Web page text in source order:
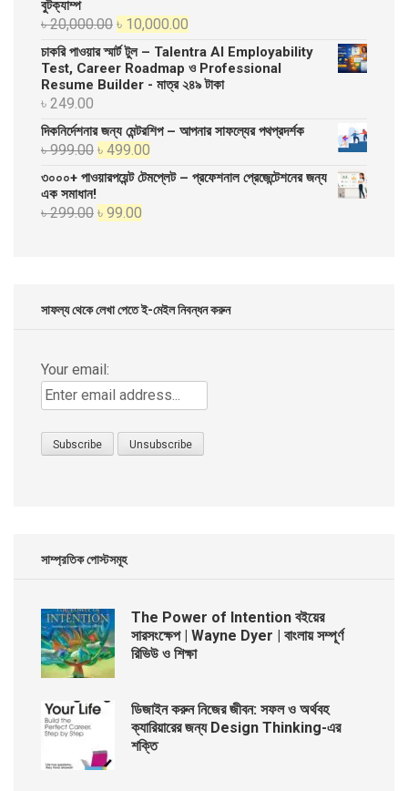
বুটক্যাম্প
৳20,000.00 Original
price
was:
৳ 20,000.00.
৳ 10,000.00
price
is:
৳ 10,000.00.
চাকরি পাওয়ার স্মার্ট টুল – Talentra AI Employability
Test, Career Roadmap ও Professional
Resume Builder - মাত্র ২৪৯ টাকা
৳ 249.00
দিকনির্দেশনার জন্য মেন্টরশিপ – আপনার সাফল্যের পথপ্রদর্শক
৳999.00 Original
price
৳ 999.00.
৳ 499.00
price
৩০০০+ পাওয়ারপয়েন্ট টেমপ্লেট – প্রফেশনাল প্রেজেন্টেশনের জন্য
এক সমাধান!
৳299.00 Original
৳ 99.00
সাফল্য থেকে লেখা পেতে ই-মেইল নিবন্ধন করুন
Your email:
সাম্প্রতিক পোস্টসমূহ
The Power of Intention বইয়ের
সারসংক্ষেপ | Wayne Dyer | বাংলায় সম্পূর্ণ
রিভিউ ও শিক্ষা
ডিজাইন করুন নিজের জীবন: সফল ও অর্থবহ
ক্যারিয়ারের জন্য Design Thinking-এর
শক্তি